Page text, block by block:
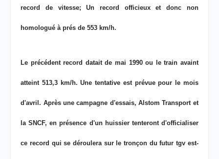
record de vitesse; Un record officieux et donc non
homologué à prés de 553 km/h.
Le précédent record datait de mai 1990 ou le train avaint
atteint 513,3 km/h. Une tentative est prévue pour le mois
d'avril. Après une campagne d'essais, Alstom Transport et
la SNCF, en présence d'un huissier tenteront d'officialiser
ce record qui se déroulera sur le tronçon du futur tgv est-